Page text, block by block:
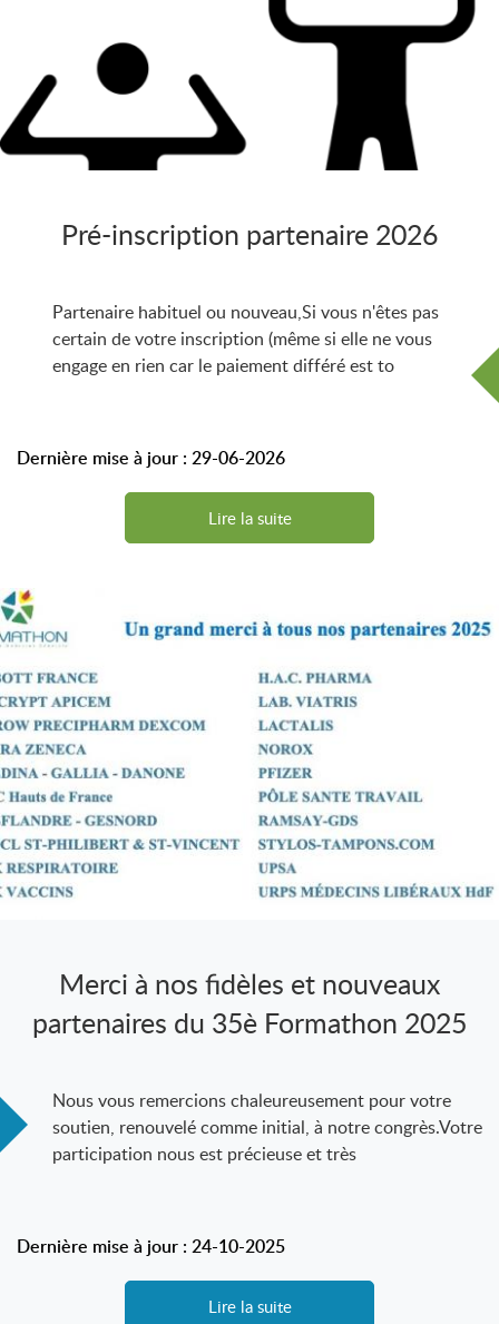
Pré-inscription partenaire 2026
Partenaire habituel ou nouveau,Si vous n'êtes pas
certain de votre inscription (même si elle ne vous
engage en rien car le paiement différé est to
Dernière mise à jour : 29-06-2026
Lire la suite
Merci à nos fidèles et nouveaux
partenaires du 35è Formathon 2025
Nous vous remercions chaleureusement pour votre
soutien, renouvelé comme initial, à notre congrès.Votre
participation nous est précieuse et très
Dernière mise à jour : 24-10-2025
Lire la suite